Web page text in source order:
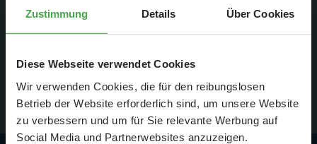
Zustimmung Details Über Cookies
Diese Webseite verwendet Cookies
Wir verwenden Cookies, die für den reibungslosen
Betrieb der Website erforderlich sind, um unsere Website
zu verbessern und um für Sie relevante Werbung auf
Social Media und Partnerwebsites anzuzeigen.